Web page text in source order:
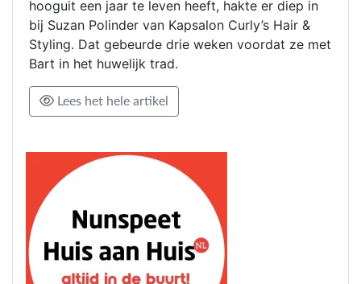
hooguit een jaar te leven heeft, hakte er diep in
bij Suzan Polinder van Kapsalon Curly’s Hair &
Styling. Dat gebeurde drie weken voordat ze met
Bart in het huwelijk trad.
Lees het hele artikel